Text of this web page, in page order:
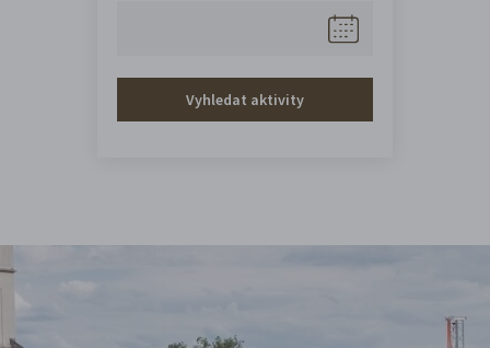
Vyhledat aktivity